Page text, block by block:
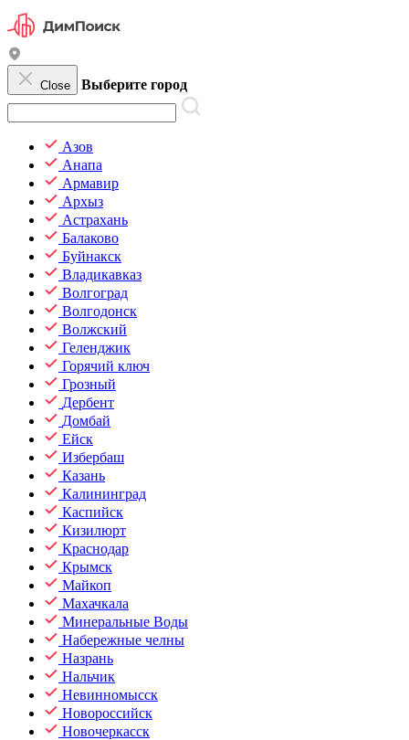
Close Выберите город
Азов
Анапа
Армавир
Архыз
Астрахань
Балаково
Буйнакск
Владикавказ
Волгоград
Волгодонск
Волжский
Геленджик
Горячий ключ
Грозный
Дербент
Домбай
Ейск
Избербаш
Казань
Калининград
Каспийск
Кизилюрт
Краснодар
Крымск
Майкоп
Махачкала
Минеральные Воды
Набережные челны
Назрань
Нальчик
Невинномысск
Новороссийск
Новочеркасск